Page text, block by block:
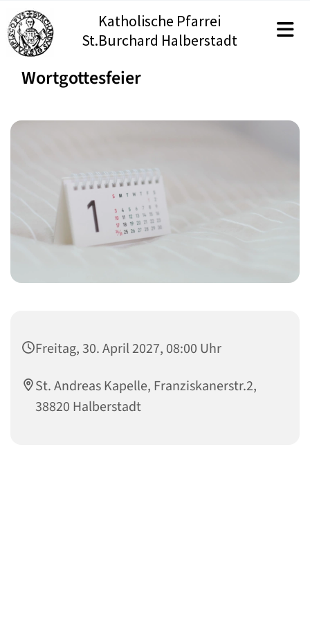
Katholische Pfarrei
St.Burchard Halberstadt
Wortgottesfeier
Freitag, 30. April 2027, 08:00 Uhr
St. Andreas Kapelle, Franziskanerstr.2,
38820 Halberstadt